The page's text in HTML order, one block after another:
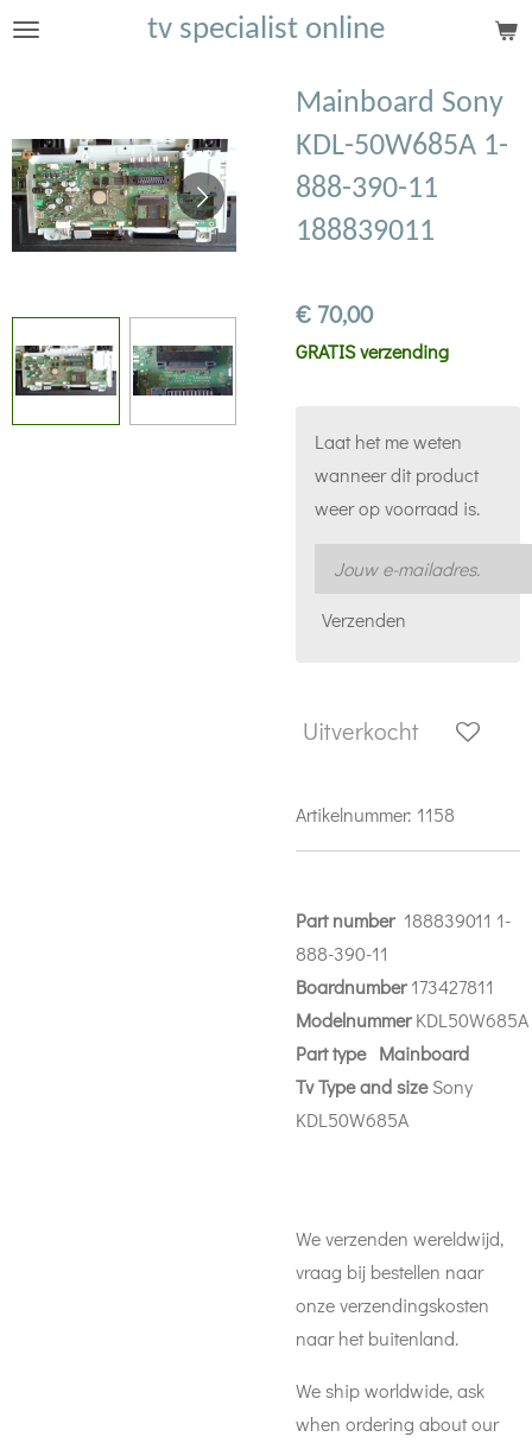
Ga
hoofdinhoud
tv specialist online
Mainboard Sony
KDL-50W685A 1-
888-390-11
188839011
€ 70,00
GRATIS verzending
Laat het me weten
wanneer dit product
weer op voorraad is.
Verzenden
Uitverkocht
Artikelnummer: 1158
Part number 188839011 1-
888-390-11
Boardnumber173427811
ModelnummerKDL50W685A
Parttype Mainboard
Tv Type and sizeSony
KDL50W685A
We verzenden wereldwijd,
vraag bij bestellen naar
onze verzendingskosten
naar het buitenland.
We ship worldwide, ask
when ordering about our